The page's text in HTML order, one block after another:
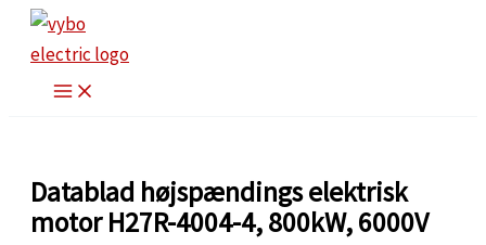
indholdet
Datablad højspændings elektrisk
motor H27R-4004-4, 800kW, 6000V